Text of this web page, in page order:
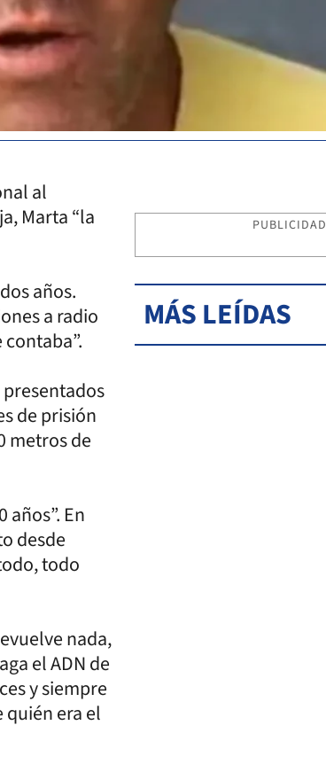
al
Marta “la
años.
a radio
de prisión
metros de
En
desde
todo
nada,
el ADN de
y siempre
era el
PUBLICIDAD
MÁS LEÍDAS